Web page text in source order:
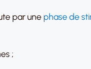
par une phase de
;